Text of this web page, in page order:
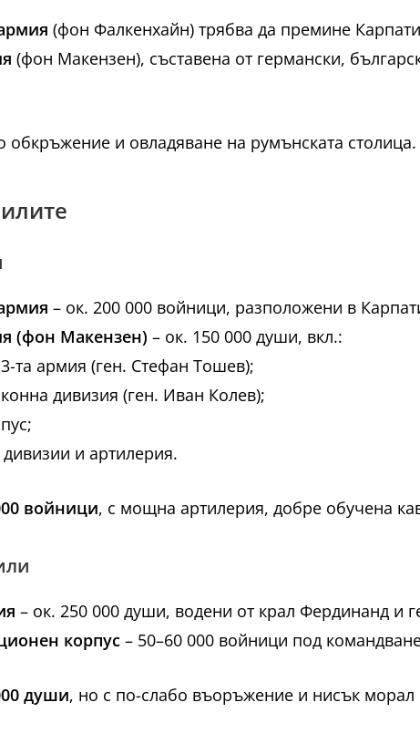
(фон Фалкенхайн) трябва да премине
(фон Макензен), съставена от германски,
обкръжение и овладяване на румънската столица.
– ок. 200 000 войници, разположени в
(фон Макензен) – ок. 150 000 души, вкл.:
та армия (ген. Стефан Тошев);
дивизия (ген. Иван Колев);
и артилерия.
войници, с мощна артилерия, добре обучена
– ок. 250 000 души, водени от крал Фердинанд и
корпус – 50–60 000 войници под
души, но с по-слабо въоръжение и нисък